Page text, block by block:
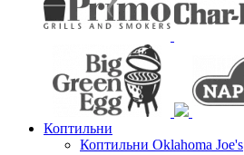
Коптильни
Коптильни Oklahoma Joe's